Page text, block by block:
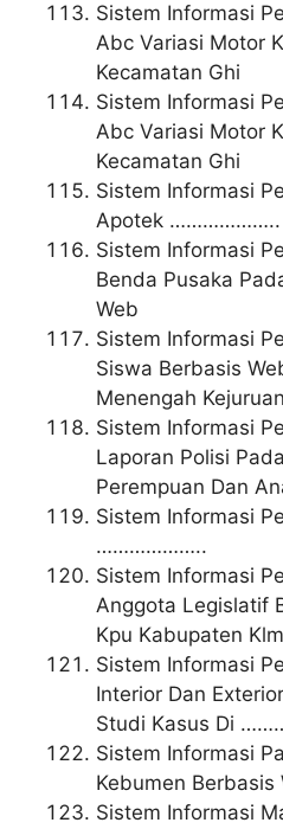
Sistem Informasi
Abc Variasi Motor
Kecamatan Ghi
Sistem Informasi
Abc Variasi Motor
Kecamatan Ghi
Sistem Informasi
Apotek ………………..
Sistem Informasi
Benda Pusaka
Web
Sistem Informasi
Siswa Berbasis
Menengah
Sistem Informasi
Laporan Polisi
Perempuan Dan
Sistem Informasi
………………..
Sistem Informasi
Anggota Legislatif
Kpu Kabupaten Klm
Sistem Informasi
Interior Dan
Studi Kasus Di
Sistem Informasi
Kebumen Berbasis
Sistem Informasi